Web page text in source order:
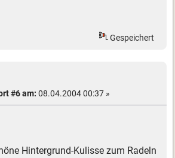
Gespeichert
#6 am: 08.04.2004 00:37 »
Hintergrund-Kulisse zum Radeln